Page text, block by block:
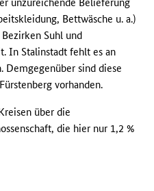
Bettwäsche u. a.)
Suhl und
In Stalinstadt fehlt es an
Demgegenüber sind diese
vorhanden.
über die
die hier nur 1,2 %